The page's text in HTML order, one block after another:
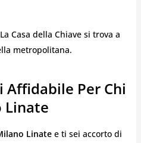
Casa della Chiave si trova a
metropolitana.
Affidabile Per Chi
Linate
Linatee ti sei accorto di